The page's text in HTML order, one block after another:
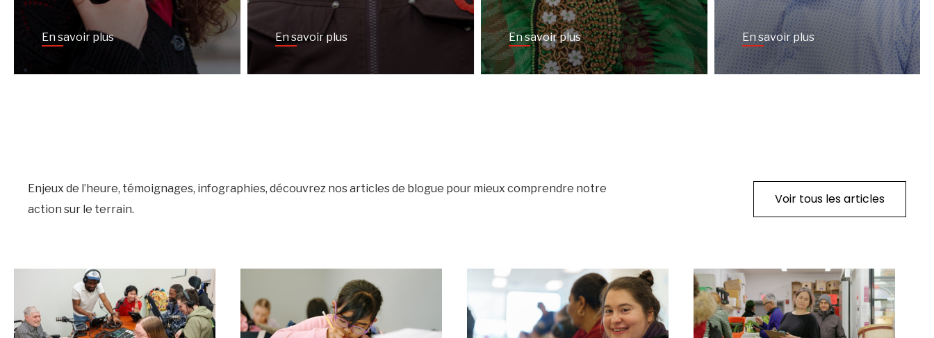
En savoir plus En savoir plus En savoir plus En savoir plus
Enjeux de l’heure, témoignages, infographies, découvrez nos articles de blogue pour mieux comprendre notre
action sur le terrain.
Voir tous les articles